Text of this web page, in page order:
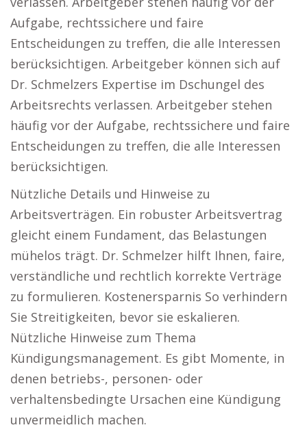
Aufgabe, rechtssichere und faire
Entscheidungen zu treffen, die alle Interessen
berücksichtigen. Arbeitgeber können sich auf
Dr. Schmelzers Expertise im Dschungel des
Arbeitsrechts verlassen. Arbeitgeber stehen
häufig vor der Aufgabe, rechtssichere und faire
Entscheidungen zu treffen, die alle Interessen
berücksichtigen.
Nützliche Details und Hinweise zu
Arbeitsverträgen. Ein robuster Arbeitsvertrag
gleicht einem Fundament, das Belastungen
mühelos trägt. Dr. Schmelzer hilft Ihnen, faire,
verständliche und rechtlich korrekte Verträge
zu formulieren. Kostenersparnis So verhindern
Sie Streitigkeiten, bevor sie eskalieren.
Nützliche Hinweise zum Thema
Kündigungsmanagement. Es gibt Momente, in
denen betriebs-, personen- oder
verhaltensbedingte Ursachen eine Kündigung
unvermeidlich machen.